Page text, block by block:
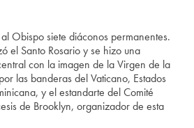
Obispo siete diáconos permanentes.
el Santo Rosario y se hizo una
con la imagen de la Virgen de la
las banderas del Vaticano, Estados
y el estandarte del Comité
de Brooklyn, organizador de esta